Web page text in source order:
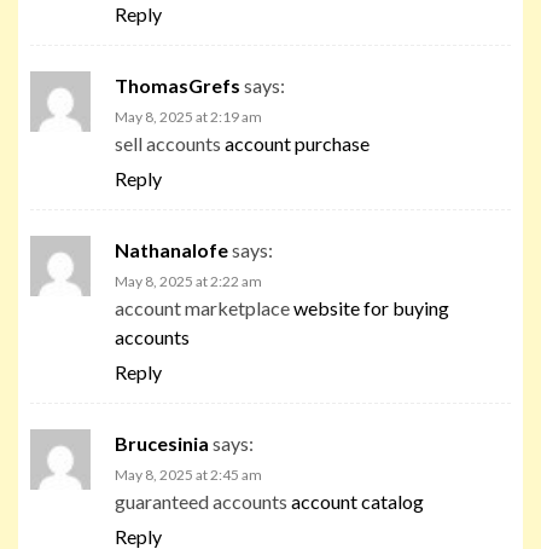
Reply
ThomasGrefs says:
May 8, 2025 at 2:19 am
sell accounts account purchase
Reply
Nathanalofesays:
May 8, 2025 at 2:22 am
account marketplacewebsite for buying
accounts
Reply
Brucesinia says:
May 8, 2025 at 2:45 am
guaranteed accounts account catalog
Reply